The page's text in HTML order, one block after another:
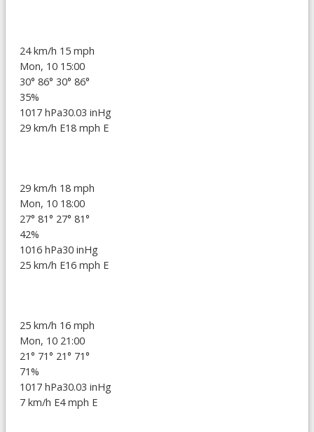
24 km/h 15 mph
Mon, 10 15:00
30° 86° 30° 86°
35%
1017 hPa30.03 inHg
29 km/h E18 mph E
29 km/h 18 mph
Mon, 10 18:00
27° 81° 27° 81°
42%
1016 hPa30 inHg
25 km/h E16 mph E
25 km/h 16 mph
Mon, 10 21:00
21° 71° 21° 71°
71%
1017 hPa30.03 inHg
7 km/h E4 mph E